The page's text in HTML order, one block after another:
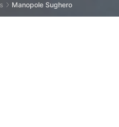
Manopole Sughero